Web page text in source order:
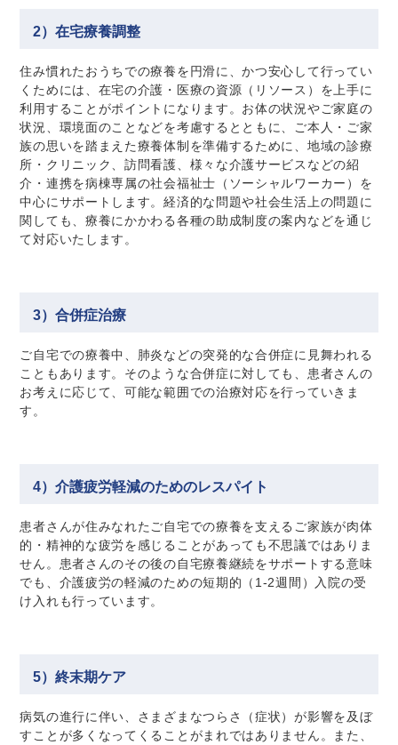
2）在宅療養調整
住み慣れたおうちでの療養を円滑に、かつ安心して行ってい
くためには、在宅の介護・医療の資源（リソース）を上手に
利用することがポイントになります。お体の状況やご家庭の
状況、環境面のことなどを考慮するとともに、ご本人・ご家
族の思いを踏まえた療養体制を準備するために、地域の診療
所・クリニック、訪問看護、様々な介護サービスなどの紹
介・連携を病棟専属の社会福祉士（ソーシャルワーカー）を
中心にサポートします。経済的な問題や社会生活上の問題に
関しても、療養にかかわる各種の助成制度の案内などを通じ
て対応いたします。
3）合併症治療
ご自宅での療養中、肺炎などの突発的な合併症に見舞われる
こともあります。そのような合併症に対しても、患者さんの
お考えに応じて、可能な範囲での治療対応を行っていきま
す。
4）介護疲労軽減のためのレスパイト
患者さんが住みなれたご自宅での療養を支えるご家族が肉体
的・精神的な疲労を感じることがあっても不思議ではありま
せん。患者さんのその後の自宅療養継続をサポートする意味
でも、介護疲労の軽減のための短期的（1-2週間）入院の受
け入れも行っています。
5）終末期ケア
病気の進行に伴い、さまざまなつらさ（症状）が影響を及ぼ
すことが多くなってくることがまれではありません。また、